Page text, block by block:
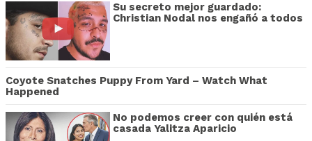
Su secreto mejor guardado:
Christian Nodal nos engañó a todos
Coyote Snatches Puppy From Yard – Watch What
Happened
No podemos creer con quién está
casada Yalitza Aparicio